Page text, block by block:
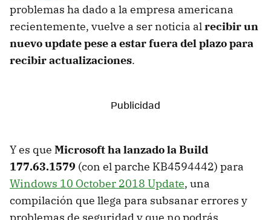
problemas ha dado a la empresa americana
recientemente, vuelve a ser noticia alrecibir un
nuevo update pese a estar fuera del plazo para
recibir actualizaciones.
Y es que Microsoft ha lanzado la Build
177.63.1579 (con el parche KB4594442) para
Windows 10 October 2018 Update, una
compilación que llega para subsanar errores y
problemas de seguridad y que no podrás